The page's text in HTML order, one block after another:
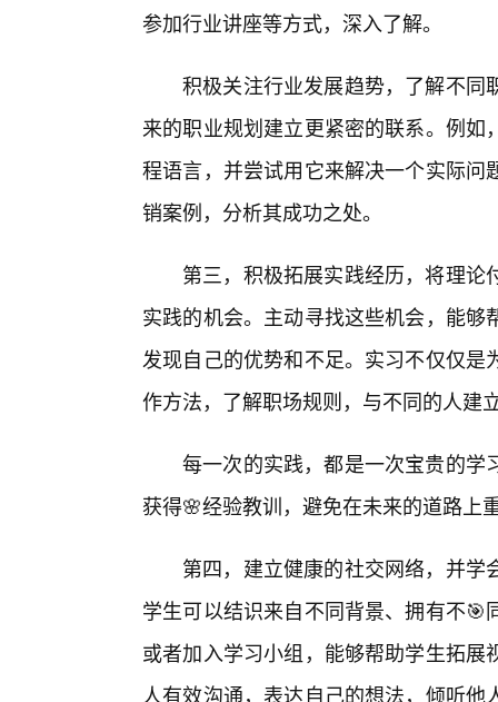
参加行业讲座等方式，深入了解。
积极关注行业发展趋势，了解不同
来的职业规划建立更紧密的联系。例
程语言，并尝试用它来解决一个实际
销案例，分析其成功之处。
第三，积极拓展实践经历，将理
实践的机会。主动寻找这些机会，能
发现自己的优势和不足。实习不仅仅
作方法，了解职场规则，与不同的人建
每一次的实践，都是一次宝贵的学
获得🌸经验教训，避免在未来的道路上
第四，建立健康的社交网络，并
学生可以结识来自不同背景、拥有不
或者加入学习小组，能够帮助学生拓
人有效沟通，表达自己的想法，倾听